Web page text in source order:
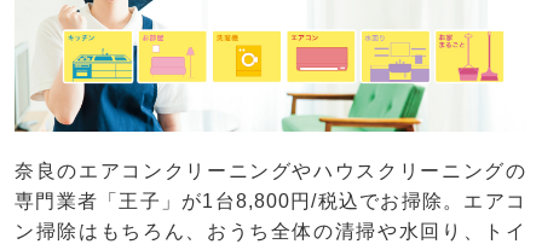
奈良のエアコンクリーニングやハウスクリーニングの
専門業者「王子」が1台8,800円/税込でお掃除。エアコ
ン掃除はもちろん、おうち全体の清掃や水回り、トイ